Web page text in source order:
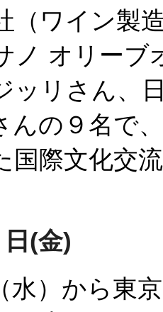
（ワイン製
ノ オリーブ
ッリさん、
んの９名で
国際文化交
日(金)
）から東